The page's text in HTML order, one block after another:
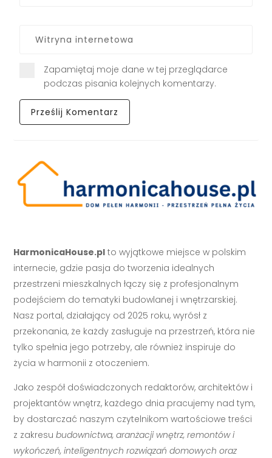
Zapamiętaj moje dane w tej przeglądarce
podczas pisania kolejnych komentarzy.
HarmonicaHouse.pl to wyjątkowe miejsce w polskim
internecie, gdzie pasja do tworzenia idealnych
przestrzeni mieszkalnych łączy się z profesjonalnym
podejściem do tematyki budowlanej i wnętrzarskiej.
Nasz portal, działający od 2025 roku, wyrósł z
przekonania, że każdy zasługuje na przestrzeń, która nie
tylko spełnia jego potrzeby, ale również inspiruje do
życia w harmonii z otoczeniem.
Jako zespół doświadczonych redaktorów, architektów i
projektantów wnętrz, każdego dnia pracujemy nad tym,
by dostarczać naszym czytelnikom wartościowe treści
z zakresubudownictwa, aranżacji wnętrz, remontów i
wykończeń, inteligentnych rozwiązań domowych oraz